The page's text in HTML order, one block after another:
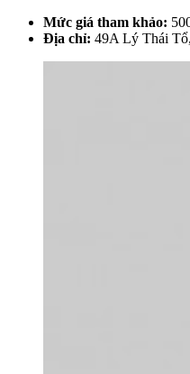
Mức giá tham khảo:
Địa chỉ: 49A Lý Thái